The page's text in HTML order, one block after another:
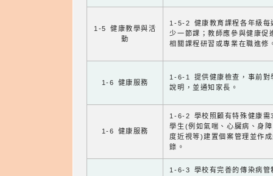
1-5 健康教學與活
動
1-5-2 健康教育課程各年級每
少一節課；教師應參與健康促
相關課程研習或專業在職進修
1-6 健康服務
1-6-1 提供健康檢查，事前對
說明，並通知家長。
1-6 健康服務
1-6-2 學校照顧有特殊健康需
學生(例如氣喘、心臟病、身
度近視等)建置個案管理並作
錄。
1-6-3 學校有完善的傳染病管